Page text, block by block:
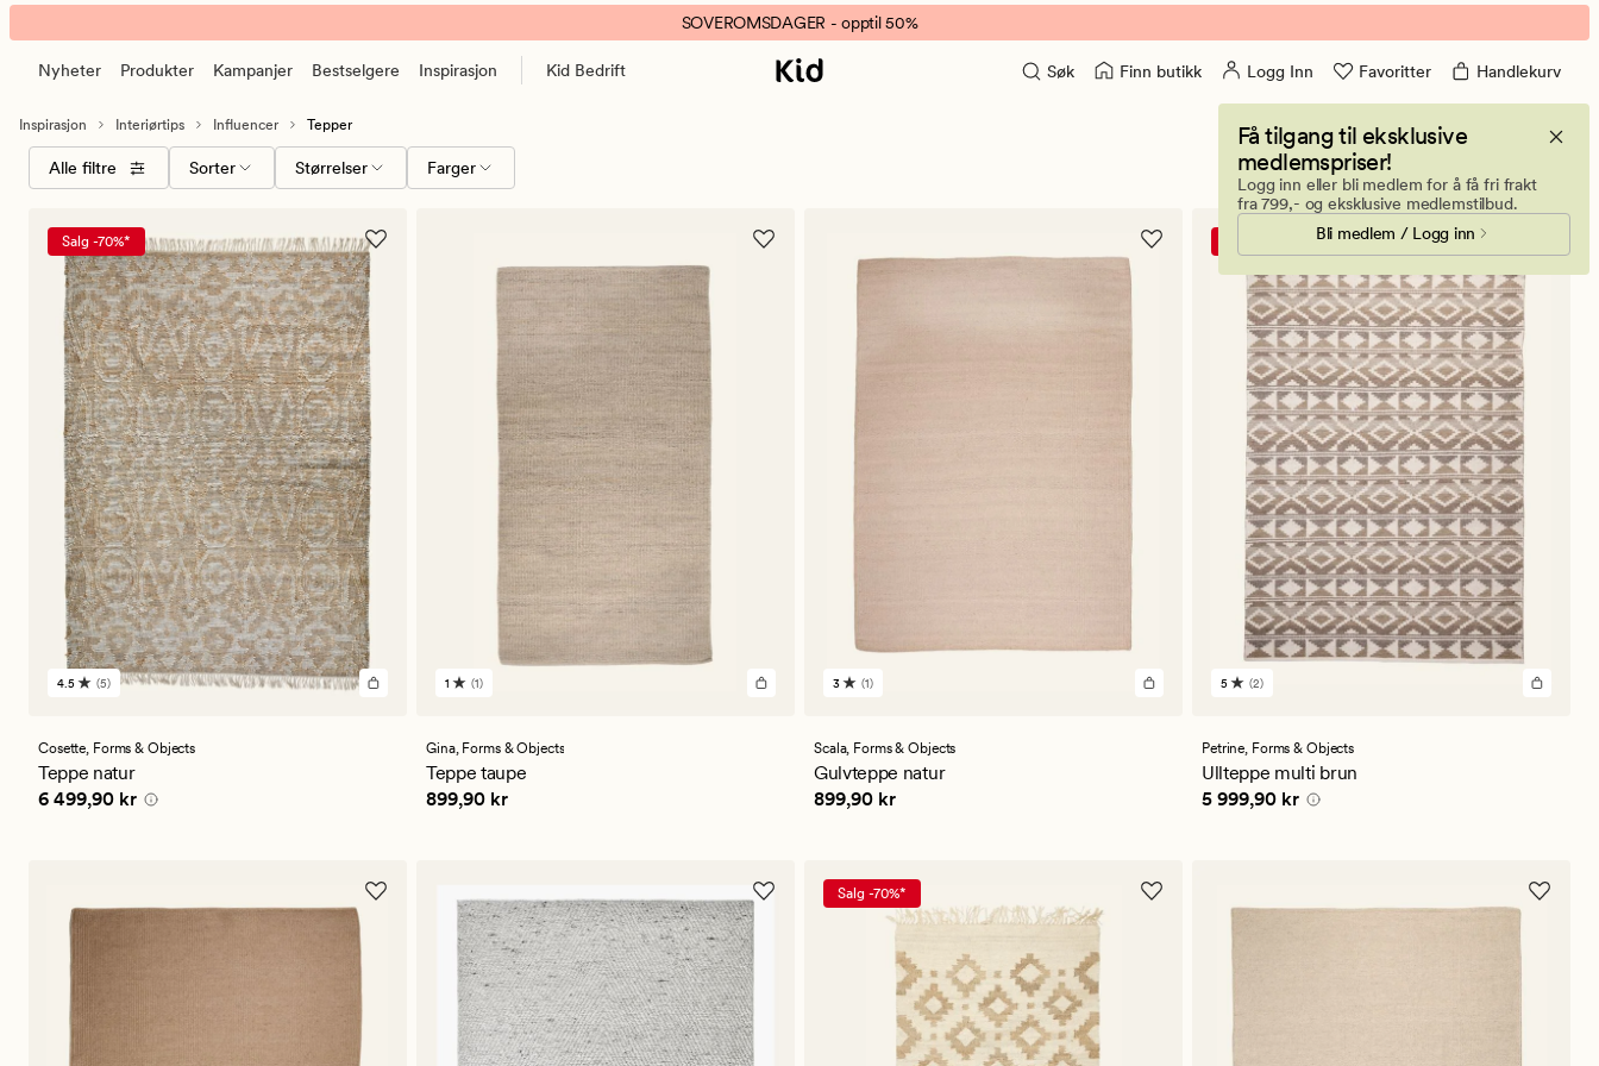
Tepper
banner.
Klikk
for
pause.
SOVEROMSDAGER - opptil 50%
Nyheter Produkter Kampanjer Bestselgere Inspirasjon Kid Bedrift Søk Finn butikk Logg Inn Favoritter Handlekurv
Få tilgang til eksklusive
medlemspriser!
Logg inn eller bli medlem for å få fri frakt
fra 799,- og eksklusive medlemstilbud.
Bli medlem / Logg inn
Inspirasjon Interiørtips Influencer Tepper
Alle filtre
Velg
sorteringsrekkefølge
Sorter Størrelser
Størrelser Farger
Farger
Salg -70%*
5
en
gjennomsnittlig
vurdering
på
4.5 (5)
Cosette, Forms & Objects
Teppe natur
Pris 6 499,90 kr
6 499,90 kr
1
en
gjennomsnittlig
vurdering
på
1 (1)
Gina, Forms & Objects
Teppe taupe
Pris 899,90 kr
899,90 kr
1
en
gjennomsnittlig
vurdering
på
3 (1)
Scala, Forms & Objects
Gulvteppe natur
Pris 899,90 kr
899,90 kr
2
en
gjennomsnittlig
vurdering
på
5 (2)
Petrine, Forms & Objects
Ullteppe multi brun
Pris 5 999,90 kr
5 999,90 kr
Salg -70%*